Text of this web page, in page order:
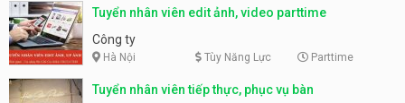
Tuyển nhân viên edit ảnh, video parttime
Công ty
Hà Nội Tùy Năng Lực Parttime
Tuyển nhân viên tiếp thực, phục vụ bàn